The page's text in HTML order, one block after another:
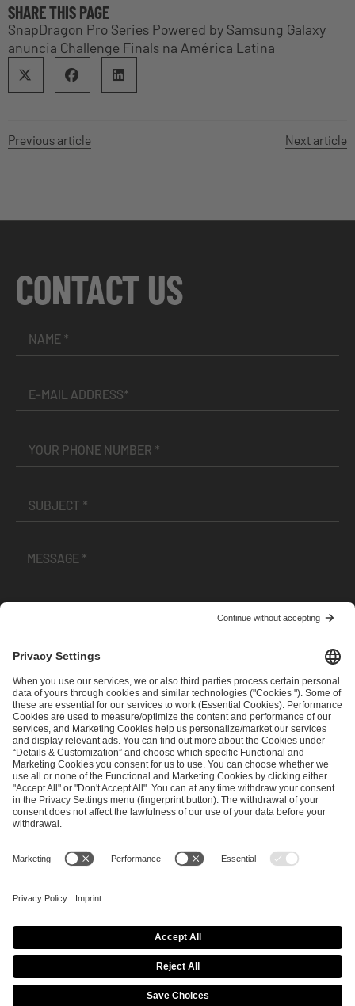
SHARE THIS PAGE
SnapDragon Pro Series Powered by Samsung Galaxy
anuncia Challenge Finals na América Latina
Previous article Next article
CONTACT US
andPrivacy Policy
SEND MESSAGE
CAREER MEDIA RIGHTS
Imprint
Privacy Policy Cookie Policy
Terms of Use
Copyright Policy
Procurement Policy
Whistleblowing
Modern Slavery Statement
Security & Disclosure